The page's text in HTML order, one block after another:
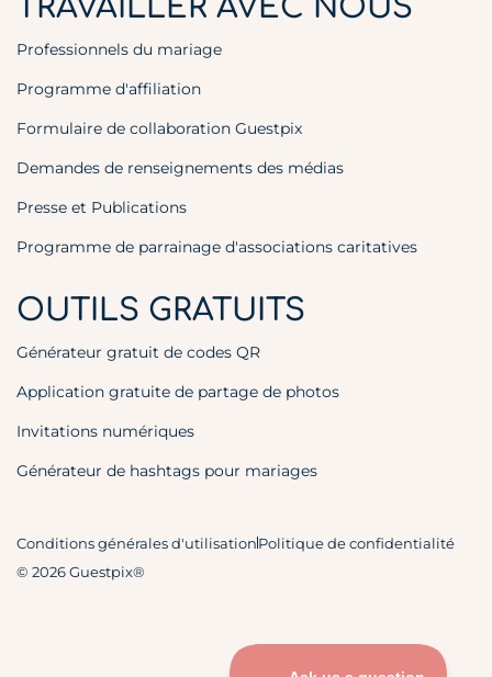
TRAVAILLER AVEC NOUS
Professionnels du mariage
Programme d'affiliation
Formulaire de collaboration Guestpix
Demandes de renseignements des médias
Presse et Publications
Programme de parrainage d'associations caritatives
OUTILS GRATUITS
Générateur gratuit de codes QR
Application gratuite de partage de photos
Invitations numériques
Générateur de hashtags pour mariages
© 2026 Guestpix®
Conditions générales d'utilisationPolitique de confidentialité